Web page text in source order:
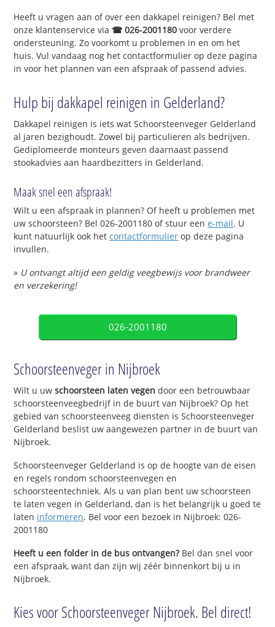
Heeft u vragen aan of over een dakkapel reinigen? Bel met
onze klantenservice via ☎ 026-2001180 voor verdere
ondersteuning. Zo voorkomt u problemen in en om het
huis. Vul vandaag nog het contactformulier op deze pagina
in voor het plannen van een afspraak of passend advies.
Hulp bij dakkapel reinigen in Gelderland?
Dakkapel reinigen is iets wat Schoorsteenveger Gelderland
al jaren bezighoudt. Zowel bij particulieren als bedrijven.
Gediplomeerde monteurs geven daarnaast passend
stookadvies aan haardbezitters in Gelderland.
Maak snel een afspraak!
Wilt u een afspraak in plannen? Of heeft u problemen met
uw schoorsteen? Bel 026-2001180 of stuur eene-mail. U
kunt natuurlijk ook hetcontactformulier op deze pagina
invullen.
» U ontvangt altijd een geldig veegbewijs voor brandweer
en verzekering!
026-2001180
Schoorsteenveger in Nijbroek
Wilt u uwschoorsteen laten vegen door een betrouwbaar
schoorsteenveegbedrijf in de buurt van Nijbroek? Op het
gebied van schoorsteenveeg diensten is Schoorsteenveger
Gelderland beslist uw aangewezen partner in de buurt van
Nijbroek.
Schoorsteenveger Gelderland is op de hoogte van de eisen
en regels rondom schoorsteenvegen en
schoorsteentechniek. Als u van plan bent uw schoorsteen
te laten vegen in Gelderland, dan is het belangrijk u goed te
laten informeren. Bel voor een bezoek in Nijbroek: 026-
2001180
Heeft u een folder in de bus ontvangen?Bel dan snel voor
een afspraak, want dan zijn wij zéér binnenkort bij u in
Nijbroek.
Kies voor Schoorsteenveger Nijbroek. Bel direct!